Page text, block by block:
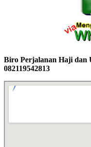
Biro Perjalanan Haji dan
082119542813